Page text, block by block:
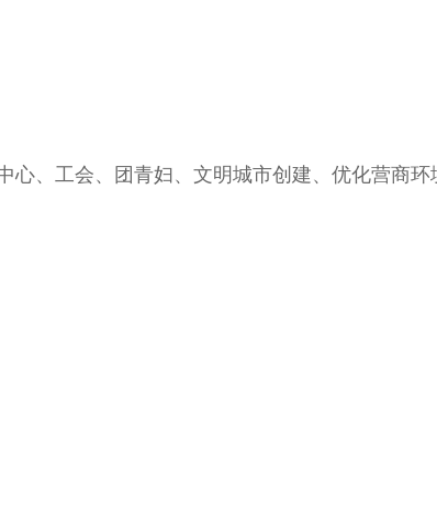
工会、团青妇、文明城市创建、优化营商环